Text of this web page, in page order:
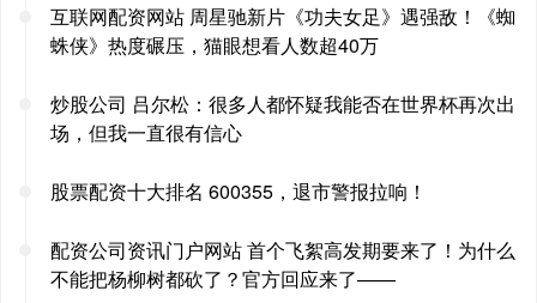
互联网配资网站 周星驰新片《功夫女足》遇强敌！《蜘
蛛侠》热度碾压，猫眼想看人数超40万
炒股公司 吕尔松：很多人都怀疑我能否在世界杯再次出
场，但我一直很有信心
股票配资十大排名 600355，退市警报拉响！
配资公司资讯门户网站 首个飞絮高发期要来了！为什么
不能把杨柳树都砍了？官方回应来了——